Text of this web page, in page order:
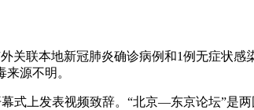
关联本地新冠肺炎确诊病例和1例无症状
源不明。
式上发表视频致辞。“北京—东京论坛”是